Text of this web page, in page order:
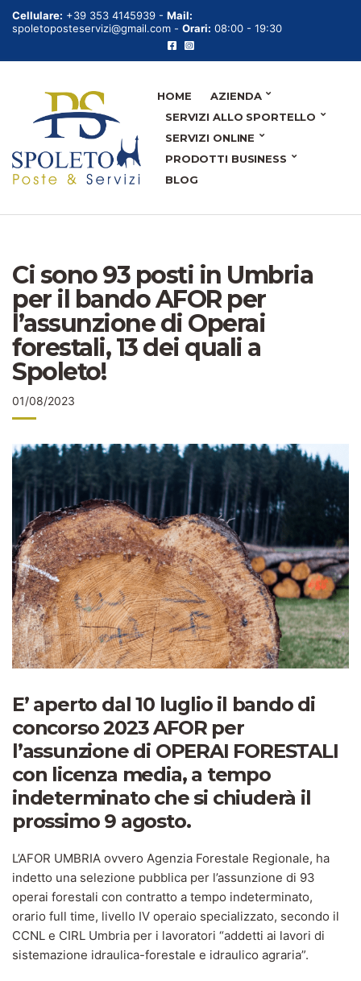
Cellulare: +39 353 4145939 - Mail:
spoletoposteservizi@gmail.com - Orari: 08:00 - 19:30
HOME
AZIENDA
SERVIZI ALLO SPORTELLO
SERVIZI ONLINE
PRODOTTI BUSINESS
BLOG
Ci sono 93 posti in Umbria
per il bando AFOR per
l’assunzione di Operai
forestali, 13 dei quali a
Spoleto!
01/08/2023
E’ aperto dal 10 luglio il bando di
concorso 2023 AFOR per
l’assunzione di OPERAI FORESTALI
con licenza media, a tempo
indeterminato che si chiuderà il
prossimo 9 agosto.
L’AFOR UMBRIA ovvero Agenzia Forestale Regionale, ha
indetto una selezione pubblica per l’assunzione di 93
operai forestali con contratto a tempo indeterminato,
orario full time, livello IV operaio specializzato, secondo il
CCNL e CIRL Umbria per i lavoratori “addetti ai lavori di
sistemazione idraulica-forestale e idraulico agraria”.